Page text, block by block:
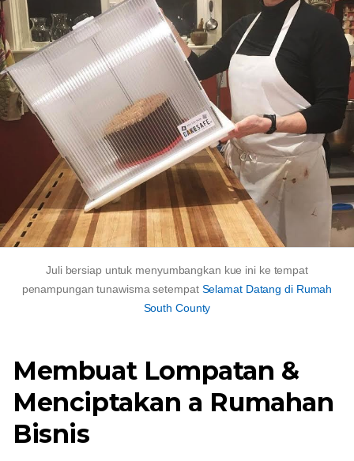
Juli bersiap untuk menyumbangkan kue ini ke tempat
penampungan tunawisma setempat Selamat Datang di Rumah
South County
Membuat Lompatan &
Menciptakan a Rumahan
Bisnis